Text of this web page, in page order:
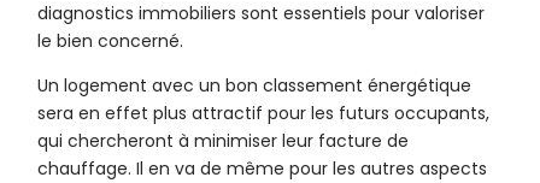
diagnostics immobiliers sont essentiels pour valoriser
le bien concerné.
Un logement avec un bon classement énergétique
sera en effet plus attractif pour les futurs occupants,
qui chercheront à minimiser leur facture de
chauffage. Il en va de même pour les autres aspects